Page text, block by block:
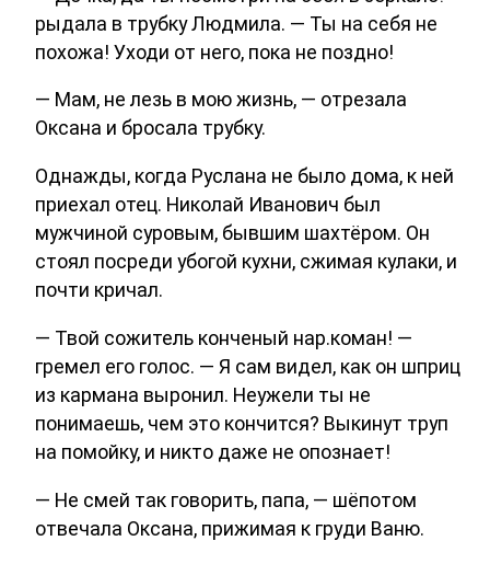
рыдала в трубку Людмила. — Ты на себя не
похожа! Уходи от него, пока не поздно!
— Мам, не лезь в мою жизнь, — отрезала
Оксана и бросала трубку.
Однажды, когда Руслана не было дома, к ней
приехал отец. Николай Иванович был
мужчиной суровым, бывшим шахтёром. Он
стоял посреди убогой кухни, сжимая кулаки, и
почти кричал.
— Твой сожитель конченый нар.коман! —
гремел его голос. — Я сам видел, как он шприц
из кармана выронил. Неужели ты не
понимаешь, чем это кончится? Выкинут труп
на помойку, и никто даже не опознает!
— Не смей так говорить, папа, — шёпотом
отвечала Оксана, прижимая к груди Ваню.